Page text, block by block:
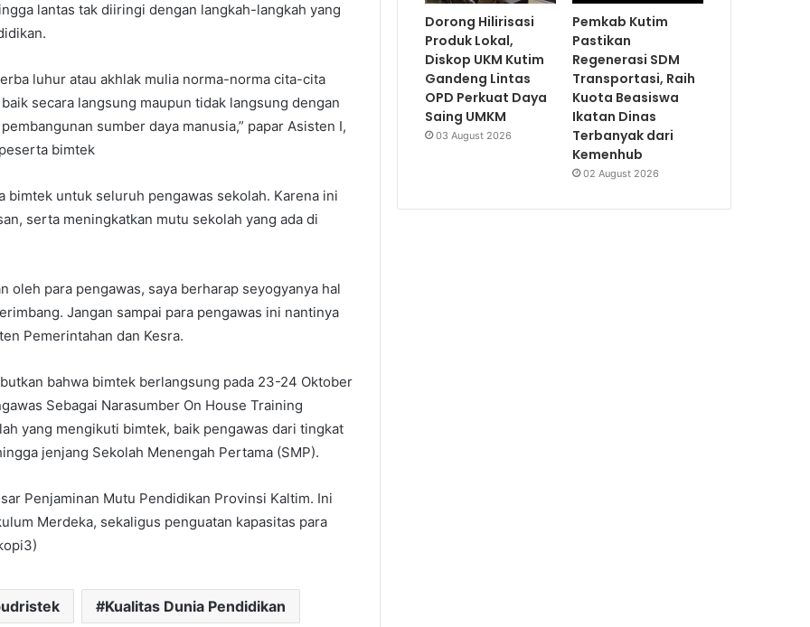
lantas tak diiringi dengan langkah-langkah yang
luhur atau akhlak mulia norma-norma cita-cita
secara langsung maupun tidak langsung dengan
sumber daya manusia,” papar Asisten I,
bimtek
untuk seluruh pengawas sekolah. Karena ini
serta meningkatkan mutu sekolah yang ada di
oleh para pengawas, saya berharap seyogyanya hal
Jangan sampai para pengawas ini nantinya
Pemerintahan dan Kesra.
bahwa bimtek berlangsung pada 23-24 Oktober
Sebagai Narasumber On House Training
yang mengikuti bimtek, baik pengawas dari tingkat
jenjang Sekolah Menengah Pertama (SMP).
Penjaminan Mutu Pendidikan Provinsi Kaltim. Ini
Merdeka, sekaligus penguatan kapasitas para
Kualitas Dunia Pendidikan
Dorong Hilirisasi
Produk Lokal,
Diskop UKM Kutim
Gandeng Lintas
OPD Perkuat Daya
Saing UMKM
03 August 2026
Pemkab Kutim
Pastikan
Regenerasi SDM
Transportasi, Raih
Kuota Beasiswa
Ikatan Dinas
Terbanyak dari
Kemenhub
02 August 2026